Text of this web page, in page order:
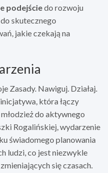
podejściedo rozwoju
skutecznego
jakie czekają na
Zasady. Nawiguj. Działaj.
która łączy
do aktywnego
Rogalińskiej, wydarzenie
świadomego planowania
ludzi, co jest niezwykle
się czasach.